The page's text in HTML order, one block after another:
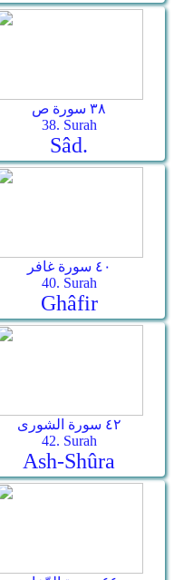
٣٨ سورة ص
38. Surah
Sâd.
٤٠ سورة غافر
40. Surah
Ghâfir
٤٢ سورة الشورى
42. Surah
Ash-Shûra